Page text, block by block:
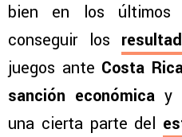
bien en los últimos
conseguir los
juegos ante Costa
sanción económica y
una cierta parte del